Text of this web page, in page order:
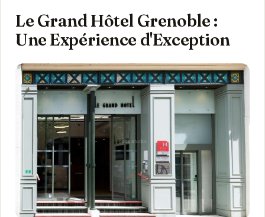
Le Grand Hôtel Grenoble :
Une Expérience d'Exception